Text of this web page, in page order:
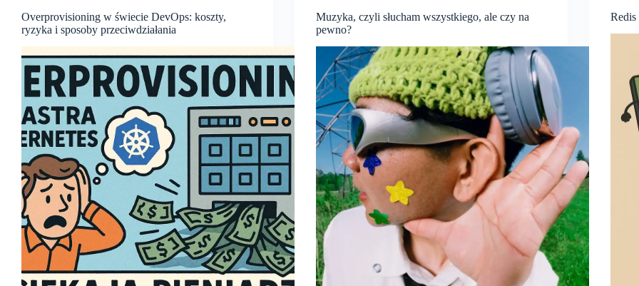
Overprovisioning w świecie DevOps: koszty,
ryzyka i sposoby przeciwdziałania
Muzyka, czyli słucham wszystkiego, ale czy na
pewno?
Redis